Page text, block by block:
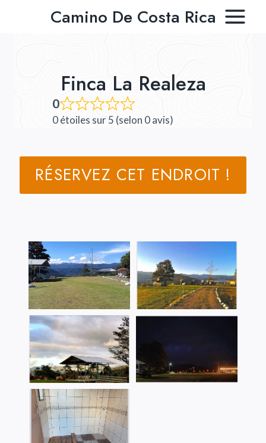
Camino De Costa Rica
Finca La Realeza
0
0 étoiles sur 5 (selon 0 avis)
RÉSERVEZ CET ENDROIT !
Content is collapsed. Activate the Afficher plus de